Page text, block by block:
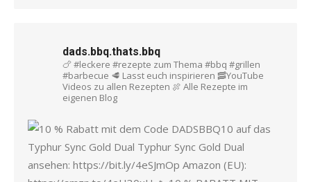
dads.bbq.thats.bbq
🍗 #leckere #rezepte zum Thema #bbq #grillen
#barbecue 🥩 Lasst euch inspirieren 🥓YouTube
Videos zu allen Rezepten 🍖 Alle Rezepte im
eigenen Blog